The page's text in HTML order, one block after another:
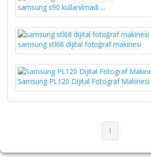
samsung s90 kullanılmadı ...
samsung stl68 dijital fotoğraf makinesi
Samsung PL120 Dijital Fotograf Makinesi
1